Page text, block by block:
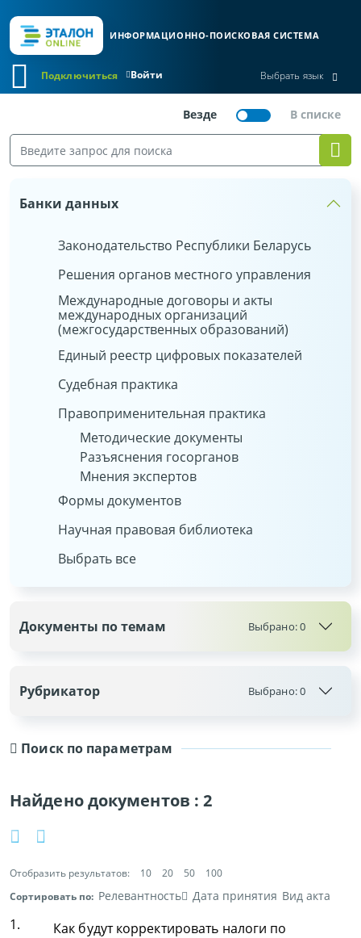
ИНФОРМАЦИОННО-ПОИСКОВАЯ СИСТЕМА
Войти
Подключиться Выбрать язык
Поиск по параметрам
Найдено документов :2
Отобразить результатов: 10 20 50
100
Сортировать по: Релевантность Дата принятия Вид акта
1.
Как будут корректировать налоги по
Банки данных
Законодательство Республики Беларусь
Решения органов местного управления
Международные договоры и акты
международных организаций
(межгосударственных образований)
Единый реестр цифровых показателей
Судебная практика
Правоприменительная практика
Методические документы
Разъяснения госорганов
Мнения экспертов
Формы документов
Научная правовая библиотека
Выбрать все
Документы по темам Выбрано:0
Рубрикатор Выбрано:0